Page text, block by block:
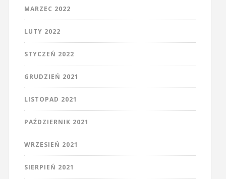
MARZEC 2022
LUTY 2022
STYCZEŃ 2022
GRUDZIEŃ 2021
LISTOPAD 2021
PAŹDZIERNIK 2021
WRZESIEŃ 2021
SIERPIEŃ 2021